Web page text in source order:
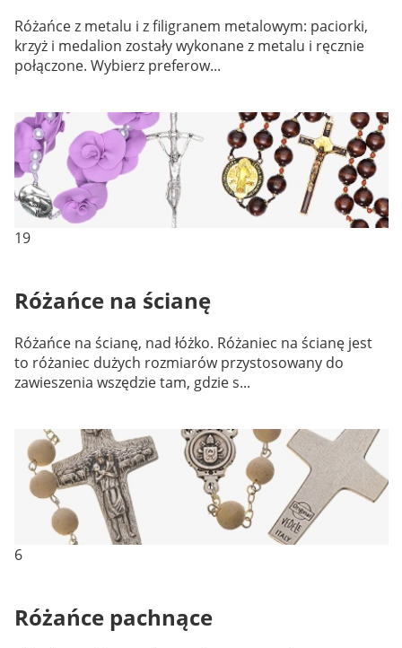
Różańce z metalu i z filigranem metalowym: paciorki,
krzyż i medalion zostały wykonane z metalu i ręcznie
połączone. Wybierz preferow...
19
Różańce na ścianę
Różańce na ścianę, nad łóżko. Różaniec na ścianę jest
to różaniec dużych rozmiarów przystosowany do
zawieszenia wszędzie tam, gdzie s...
6
Różańce pachnące